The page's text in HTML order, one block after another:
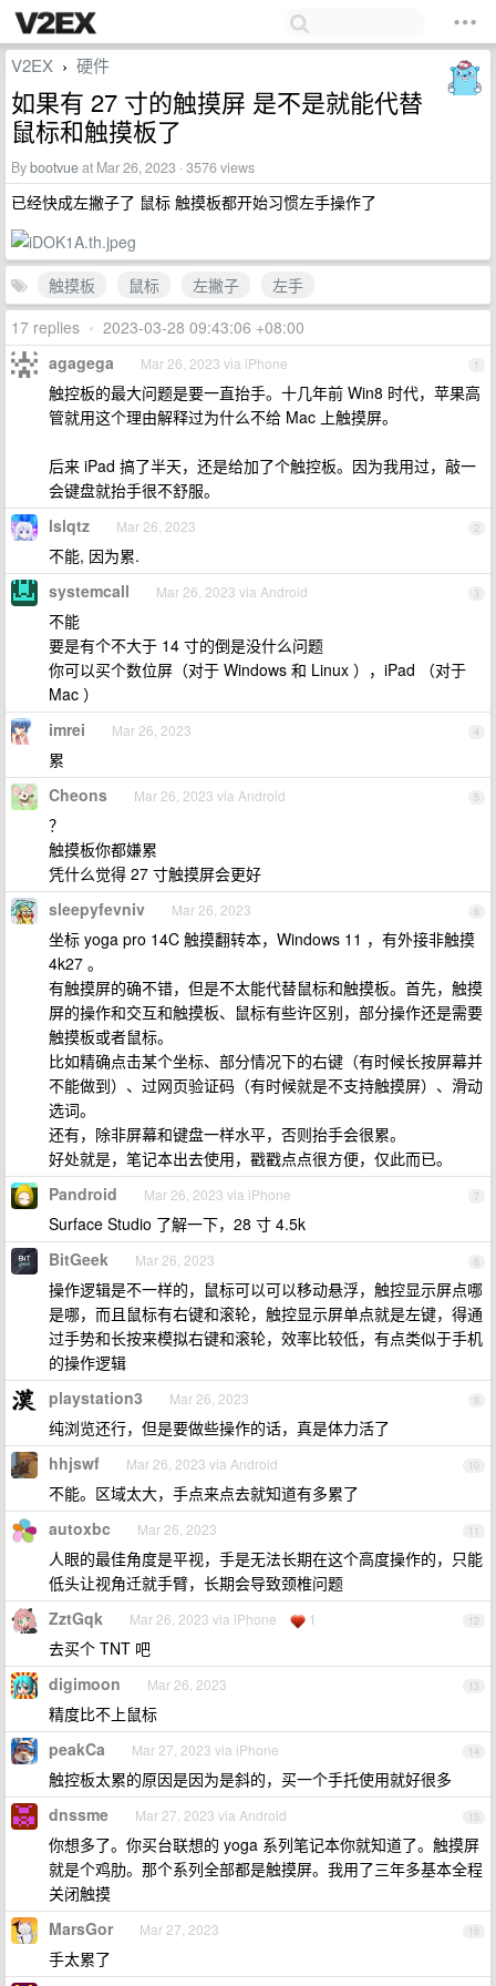
V2EX › 硬件
如果有 27 寸的触摸屏 是不是就能代替
鼠标和触摸板了
Bybootvueat Mar 26, 2023 · 3576 views
已经快成左撇子了 鼠标 触摸板都开始习惯左手操作了
触摸板 鼠标 左撇子
左手
17 replies • 2023-03-28 09:43:06 +08:00
1
agagega Mar 26, 2023 via iPhone
触控板的最大问题是要一直抬手。十几年前 Win8 时代，苹果高
管就用这个理由解释过为什么不给 Mac 上触摸屏。
后来 iPad 搞了半天，还是给加了个触控板。因为我用过，敲一
会键盘就抬手很不舒服。
2
lslqtz Mar 26, 2023
不能, 因为累.
3
systemcall Mar 26, 2023 via Android
不能
要是有个不大于 14 寸的倒是没什么问题
你可以买个数位屏（对于 Windows 和 Linux ），iPad （对于
Mac ）
4
imrei Mar 26, 2023
累
5
Cheons Mar 26, 2023 via Android
？
触摸板你都嫌累
凭什么觉得 27 寸触摸屏会更好
6
sleepyfevniv Mar 26, 2023
坐标 yoga pro 14C 触摸翻转本，Windows 11 ，有外接非触摸
4k27 。
有触摸屏的确不错，但是不太能代替鼠标和触摸板。首先，触摸
屏的操作和交互和触摸板、鼠标有些许区别，部分操作还是需要
触摸板或者鼠标。
比如精确点击某个坐标、部分情况下的右键（有时候长按屏幕并
不能做到）、过网页验证码（有时候就是不支持触摸屏）、滑动
选词。
还有，除非屏幕和键盘一样水平，否则抬手会很累。
好处就是，笔记本出去使用，戳戳点点很方便，仅此而已。
7
Pandroid Mar 26, 2023 via iPhone
Surface Studio 了解一下，28 寸 4.5k
8
BitGeek Mar 26, 2023
操作逻辑是不一样的，鼠标可以可以移动悬浮，触控显示屏点哪
是哪，而且鼠标有右键和滚轮，触控显示屏单点就是左键，得通
过手势和长按来模拟右键和滚轮，效率比较低，有点类似于手机
的操作逻辑
9
playstation3 Mar 26, 2023
纯浏览还行，但是要做些操作的话，真是体力活了
10
hhjswf Mar 26, 2023 via Android
不能。区域太大，手点来点去就知道有多累了
11
autoxbc Mar 26, 2023
人眼的最佳角度是平视，手是无法长期在这个高度操作的，只能
低头让视角迁就手臂，长期会导致颈椎问题
12
ZztGqk Mar 26, 2023 via iPhone 1
去买个 TNT 吧
13
digimoon Mar 26, 2023
精度比不上鼠标
14
peakCa Mar 27, 2023 via iPhone
触控板太累的原因是因为是斜的，买一个手托使用就好很多
15
dnssme Mar 27, 2023 via Android
你想多了。你买台联想的 yoga 系列笔记本你就知道了。触摸屏
就是个鸡肋。那个系列全部都是触摸屏。我用了三年多基本全程
关闭触摸
16
MarsGor Mar 27, 2023
手太累了